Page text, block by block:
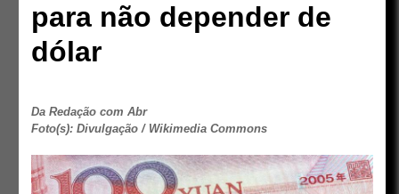
para não depender de
dólar
Da Redação com Abr
Foto(s): Divulgação / Wikimedia Commons